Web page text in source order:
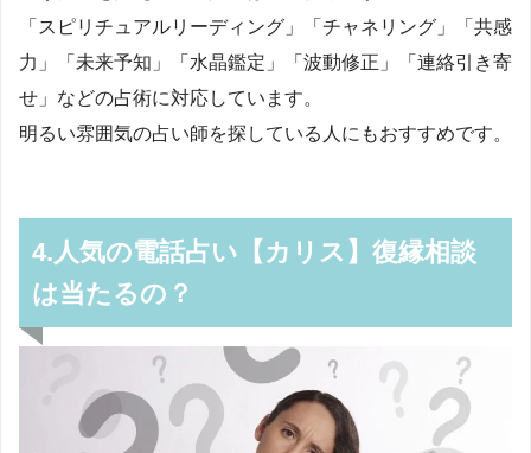
「スピリチュアルリーディング」「チャネリング」「共感
力」「未来予知」「水晶鑑定」「波動修正」「連絡引き寄
せ」などの占術に対応しています。
明るい雰囲気の占い師を探している人にもおすすめです。
4.人気の電話占い【カリス】復縁相談
は当たるの？